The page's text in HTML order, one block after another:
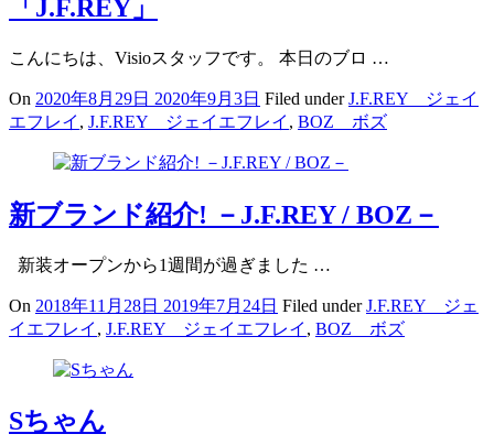
「J.F.REY」
こんにちは、Visioスタッフです。 本日のブロ …
On 2020年8月29日 2020年9月3日 Filed underJ.F.REY ジェイ
エフレイ , J.F.REY ジェイエフレイ , BOZ ボズ
新ブランド紹介! －J.F.REY / BOZ－
新装オープンから1週間が過ぎました …
On 2018年11月28日 2019年7月24日 Filed underJ.F.REY ジェ
イエフレイ , J.F.REY ジェイエフレイ , BOZ ボズ
Sちゃん